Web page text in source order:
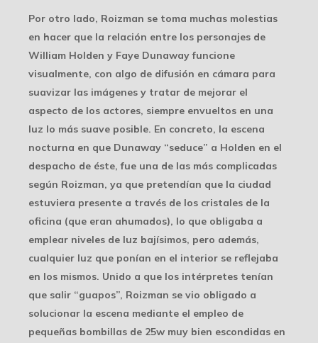
Por otro lado, Roizman se toma muchas molestias
en hacer que la relación entre los personajes de
William Holden y Faye Dunaway funcione
visualmente, con algo de difusión en cámara para
suavizar las imágenes y tratar de mejorar el
aspecto de los actores, siempre envueltos en una
luz lo más suave posible. En concreto, la escena
nocturna en que Dunaway “seduce” a Holden en el
despacho de éste, fue una de las más complicadas
según Roizman, ya que pretendían que la ciudad
estuviera presente a través de los cristales de la
oficina (que eran ahumados), lo que obligaba a
emplear niveles de luz bajísimos, pero además,
cualquier luz que ponían en el interior se reflejaba
en los mismos. Unido a que los intérpretes tenían
que salir “guapos”, Roizman se vio obligado a
solucionar la escena mediante el empleo de
pequeñas bombillas de 25w muy bien escondidas en